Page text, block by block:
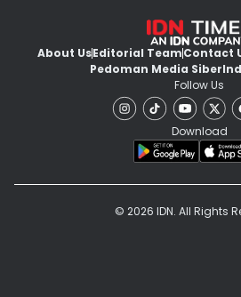
About UsEditorial TeamContact
Pedoman Media Siber
Follow Us
Download
© 2026 IDN. All Rights